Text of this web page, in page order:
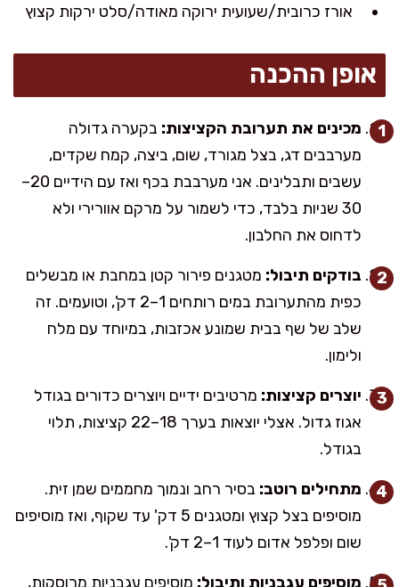
אורז כרובית/שעועית ירוקה מאודה/סלט ירקות קצוץ
אופן ההכנה
מכינים את תערובת הקציצות: בקערה גדולה
מערבבים דג, בצל מגורד, שום, ביצה, קמח שקדים,
עשבים ותבלינים. אני מערבבת בכף ואז עם הידיים 20–
30 שניות בלבד, כדי לשמור על מרקם אוורירי ולא
לדחוס את החלבון.
בודקים תיבול: מטגנים פירור קטן במחבת או מבשלים
כפית מהתערובת במים רותחים 1–2 דק', וטועמים. זה
שלב של שף בבית שמונע אכזבות, במיוחד עם מלח
ולימון.
יוצרים קציצות: מרטיבים ידיים ויוצרים כדורים בגודל
אגוז גדול. אצלי יוצאות בערך 18–22 קציצות, תלוי
בגודל.
מתחילים רוטב: בסיר רחב ונמוך מחממים שמן זית.
מוסיפים בצל קצוץ ומטגנים 5 דק' עד שקוף, ואז מוסיפים
שום ופלפל אדום לעוד 1–2 דק'.
מוסיפים עגבניות ותיבול: מוסיפים עגבניות מרוסקות,